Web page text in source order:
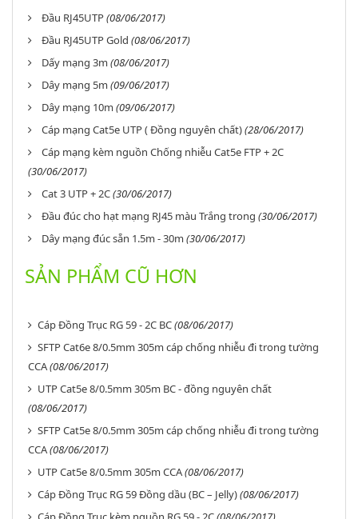
Đầu RJ45UTP(08/06/2017)
Đầu RJ45UTP Gold (08/06/2017)
Dấy mạng 3m (08/06/2017)
Dây mạng 5m (09/06/2017)
Dây mạng 10m (09/06/2017)
Cáp mạng Cat5e UTP ( Đồng nguyên chất)(28/06/2017)
Cáp mạng kèm nguồn Chống nhiễu Cat5e FTP + 2C
(30/06/2017)
Cat 3 UTP + 2C(30/06/2017)
Đầu đúc cho hạt mạng RJ45 màu Trắng trong (30/06/2017)
Dây mạng đúc sẵn 1.5m - 30m (30/06/2017)
SẢN PHẨM CŨ HƠN
Cáp Đồng Trục RG 59 - 2C BC(08/06/2017)
SFTP Cat6e 8/0.5mm 305m cáp chống nhiễu đi trong tường
CCA(08/06/2017)
UTP Cat5e 8/0.5mm 305m BC - đồng nguyên chất
(08/06/2017)
SFTP Cat5e 8/0.5mm 305m cáp chống nhiễu đi trong tường
CCA(08/06/2017)
UTP Cat5e 8/0.5mm 305m CCA(08/06/2017)
Cáp Đồng Trục RG 59 Đồng dầu (BC – Jelly)(08/06/2017)